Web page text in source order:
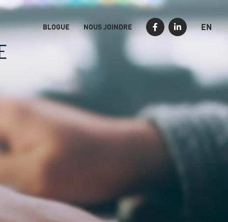
BLOGUE NOUS JOINDRE EN